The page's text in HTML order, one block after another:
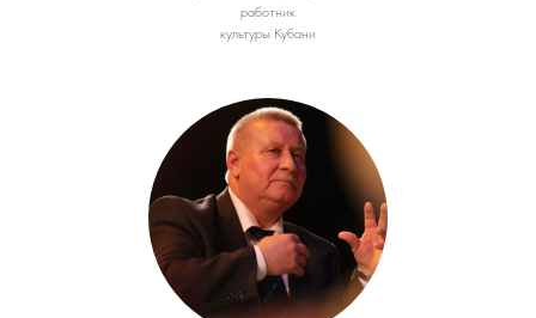
работник
культуры Кубани